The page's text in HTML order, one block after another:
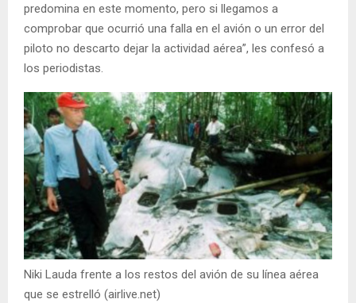
predomina en este momento, pero si llegamos a
comprobar que ocurrió una falla en el avión o un error del
piloto no descarto dejar la actividad aérea”, les confesó a
los periodistas.
Niki Lauda frente a los restos del avión de su línea aérea
que se estrelló (airlive.net)